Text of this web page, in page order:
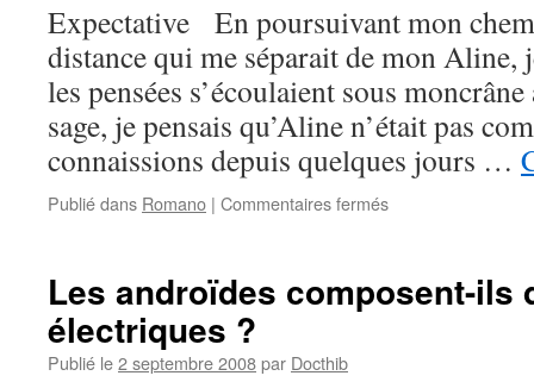
Expectative En poursuivant mon
distance qui me séparait de mon Aline,
les pensées s’écoulaient sous
sage, je pensais qu’Aline n’était pas
connaissions depuis quelques jours …
Publié dans Romano | Commentaires ferméssur
4ème
Les androïdes composent-ils
électriques ?
Publié le2 septembre 2008par Docthib